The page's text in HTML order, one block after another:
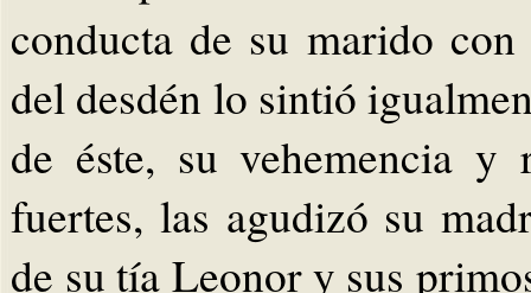
conducta de su marido
del desdén lo sintió
de éste, su vehemencia y
fuertes, las agudizó su
de su tía Leonor y sus